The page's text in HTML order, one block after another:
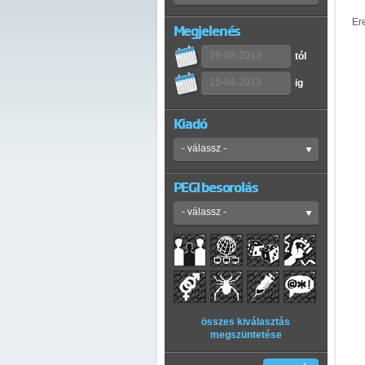
Megjelenés
tól
ig
Kiadó
PEGI besorolás
összes kiválasztás
megszüntetése